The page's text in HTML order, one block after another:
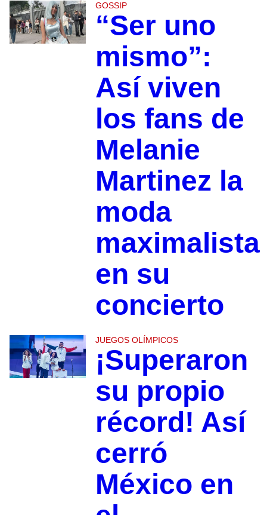
GOSSIP
“Ser uno
mismo”:
Así viven
los fans de
Melanie
Martinez la
moda
maximalista
en su
concierto
JUEGOS OLÍMPICOS
¡Superaron
su propio
récord! Así
cerró
México en